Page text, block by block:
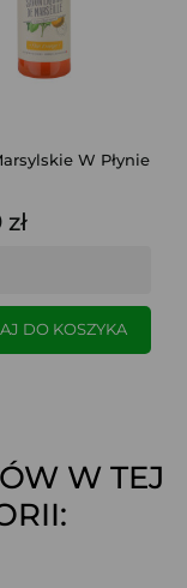
W Płynie
DO KOSZYKA
W TEJ